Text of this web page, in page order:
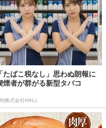
「たばこ税なし」思わぬ朗報に
煙者が群がる新型タバコ
株式会社HAL)